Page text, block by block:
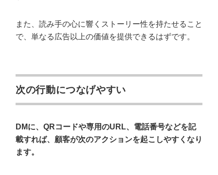
また、読み手の心に響くストーリー性を持たせること
で、単なる広告以上の価値を提供できるはずです。
次の行動につなげやすい
DMに、QRコードや専用のURL、電話番号などを記
載すれば、顧客が次のアクションを起こしやすくなり
ます。